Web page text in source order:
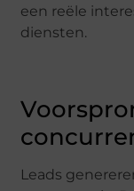
een reële
diensten.
Leads